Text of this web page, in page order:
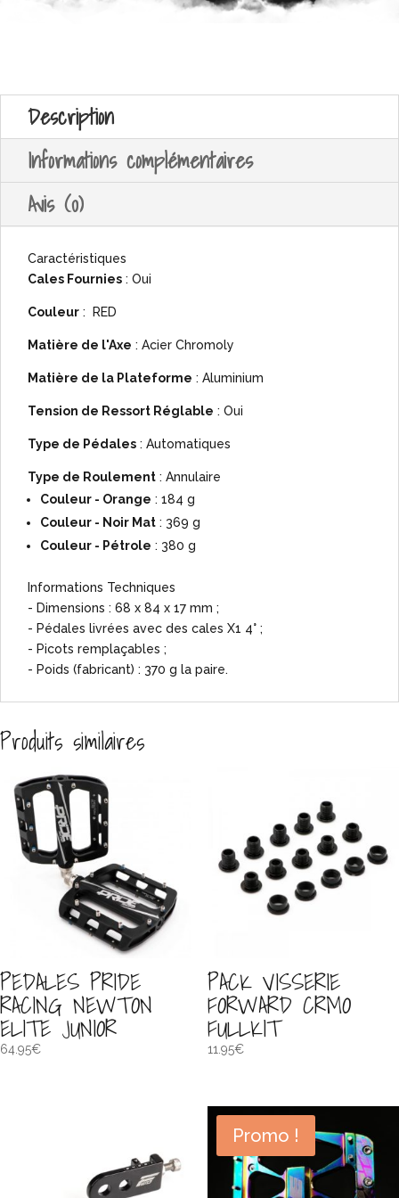
Description
Informations complémentaires
Avis (0)
Caractéristiques
Cales Fournies : Oui
Couleur : RED
Matière de l'Axe : Acier Chromoly
Matière de la Plateforme : Aluminium
Tension de Ressort Réglable : Oui
Type de Pédales : Automatiques
Type de Roulement : Annulaire
Couleur - Orange : 184 g
Couleur - Noir Mat : 369 g
Couleur - Pétrole : 380 g
Informations Techniques
- Dimensions : 68 x 84 x 17 mm ;
- Pédales livrées avec des cales X1 4° ;
- Picots remplaçables ;
- Poids (fabricant) : 370 g la paire.
Produits similaires
PEDALES PRIDE
RACING NEWTON
ELITE JUNIOR
64.95€
PACK VISSERIE
FORWARD CRMO
FULLKIT
11.95€
Promo !